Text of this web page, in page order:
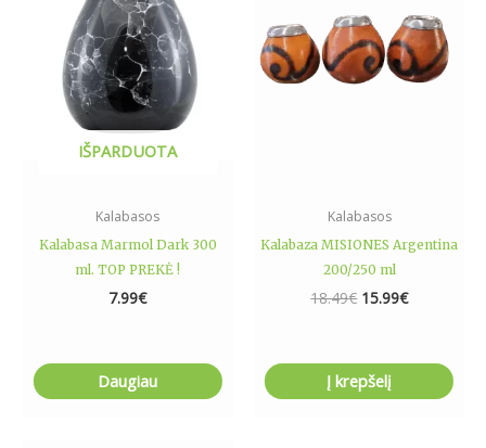
IŠPARDUOTA
Kalabasos
Kalabasa Marmol Dark 300
ml. TOP PREKĖ !
7.99€
Daugiau
Kalabasos
Kalabaza MISIONES Argentina
200/250 ml
18.49€ 15.99€
Į krepšelį